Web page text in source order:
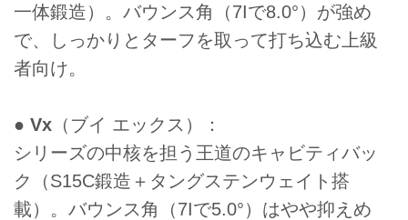
一体鍛造）。バウンス角（7Iで8.0°）が強め
で、しっかりとターフを取って打ち込む上級
者向け。
● Vx （ブイ エックス）：
シリーズの中核を担う王道のキャビティバッ
ク（S15C鍛造＋タングステンウェイト搭
載）。バウンス角（7Iで5.0°）はやや抑えめ